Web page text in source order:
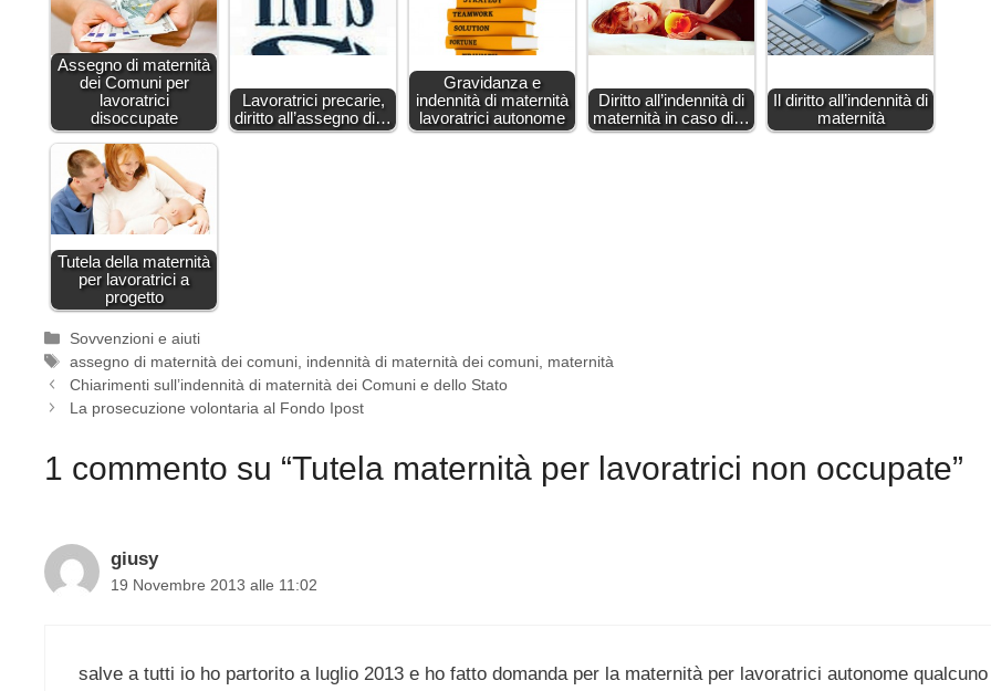
Assegno di maternità
dei Comuni per
lavoratrici
disoccupate
Lavoratrici precarie,
diritto all’assegno di…
Gravidanza e
indennità di maternità
lavoratrici autonome
Diritto all’indennità di
maternità in caso di…
Il diritto all’indennità di
maternità
Tutela della maternità
per lavoratrici a
progetto
Categorie
Sovvenzioni e aiuti
Tag
assegno di maternità dei comuni indennità di maternità dei comuni maternità
Chiarimenti sull’indennità di maternità dei Comuni e dello Stato
La prosecuzione volontaria al Fondo Ipost
1 commento su “Tutela maternità per lavoratrici non occupate”
giusy
19 Novembre 2013 alle 11:02
salve a tutti io ho partorito a luglio 2013 e ho fatto domanda per la maternità per lavoratrici autonome